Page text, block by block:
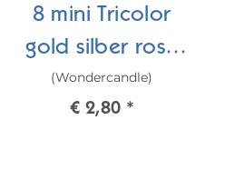
8 mini Tricolor
gold silber rosé
Wondercandle®
mini
(Wondercandle)
€ 2,80 *